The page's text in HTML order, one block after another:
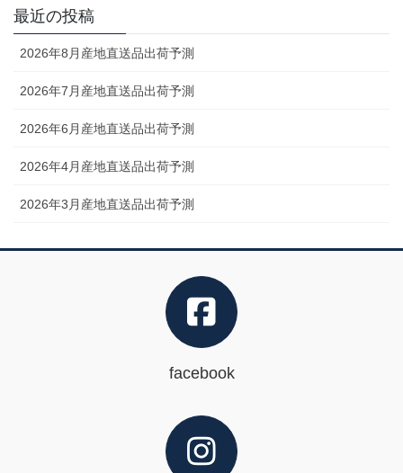
最近の投稿
2026年8月産地直送品出荷予測
2026年7月産地直送品出荷予測
2026年6月産地直送品出荷予測
2026年4月産地直送品出荷予測
2026年3月産地直送品出荷予測
facebook